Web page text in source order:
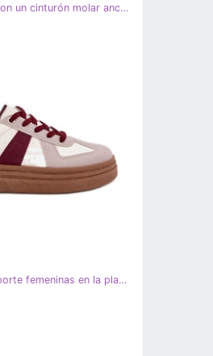
Flip rojo -flops con un cinturón molar ancho
Zapatillas de deporte femeninas en la plataforma burdeos rojo